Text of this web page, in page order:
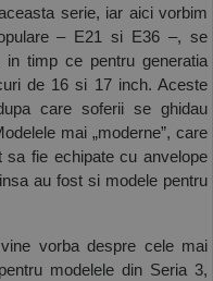
serie, iar aici vorbim
– E21 si E36 –, se
timp ce pentru generatia
de 16 si 17 inch. Aceste
care soferii se ghidau
mai „moderne”, care
sa fie echipate cu anvelope
au fost si modele pentru
vorba despre cele mai
modelele din Seria 3,